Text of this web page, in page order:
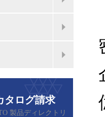
タログ請求
製品ディレクトリ